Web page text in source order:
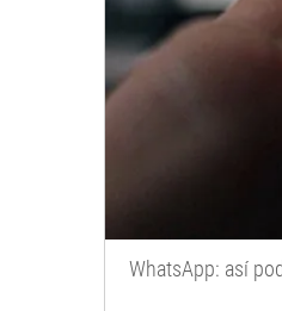
WhatsApp: así